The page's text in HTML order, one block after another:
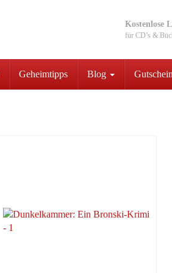
Kostenlose
für CD’s &
Geheimtipps Blog